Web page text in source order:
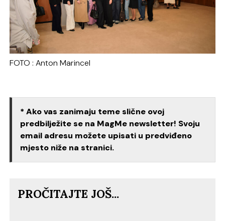
FOTO : Anton Marincel
* Ako vas zanimaju teme slične ovoj
predbilježite se na MagMe newsletter! Svoju
email adresu možete upisati u predviđeno
mjesto niže na stranici.
PROČITAJTE JOŠ...